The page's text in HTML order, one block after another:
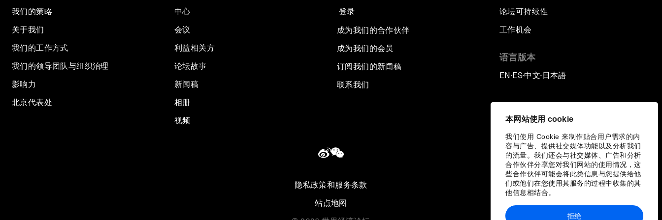
本网站使用 cookie
我们使用 Cookie 来制作贴合用户需求的内
容与广告、提供社交媒体功能以及分析我们
的流量。我们还会与社交媒体、广告和分析
合作伙伴分享您对我们网站的使用情况，这
些合作伙伴可能会将此类信息与您提供给他
们或他们在您使用其服务的过程中收集的其
他信息相结合。
拒绝
我们的策略
关于我们
我们的工作方式
我们的领导团队与组织治理
影响力
北京代表处
中心
会议
利益相关方
论坛故事
新闻稿
相册
视频
登录
成为我们的合作伙伴
成为我们的会员
订阅我们的新闻稿
联系我们
论坛可持续性
工作机会
语言版本
EN ▪ES▪中文▪ 日本語
隐私政策和服务条款
站点地图